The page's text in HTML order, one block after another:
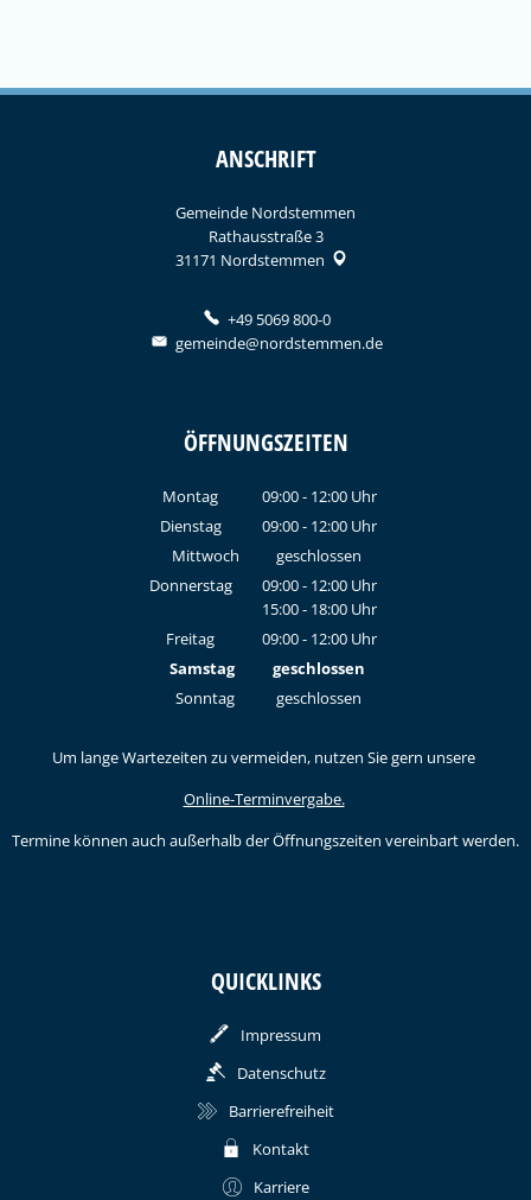
ANSCHRIFT
Gemeinde Nordstemmen
Rathausstraße 3
31171 Nordstemmen
+49 5069 800-0
gemeinde@nordstemmen.de
ÖFFNUNGSZEITEN
Montag 09:00- 12:00Uhr
Von 09:00 bis 12:00 Uhr
Dienstag 09:00- 12:00Uhr
Von 09:00 bis 12:00 Uhr
Mittwoch
geschlossen
Donnerstag
09:00- 12:00Uhr
Von 09:00 bis 12:00 Uhr
15:00- 18:00Uhr
Von 15:00 bis 18:00 Uhr
Freitag 09:00- 12:00Uhr
Von 09:00 bis 12:00 Uhr
Samstag
geschlossen
Sonntag
geschlossen
Um lange Wartezeiten zu vermeiden, nutzen Sie gern unsere
Online-Terminvergabe.
Termine können auch außerhalb der Öffnungszeiten vereinbart werden.
QUICKLINKS
Impressum
Datenschutz
Barrierefreiheit
Kontakt
Karriere